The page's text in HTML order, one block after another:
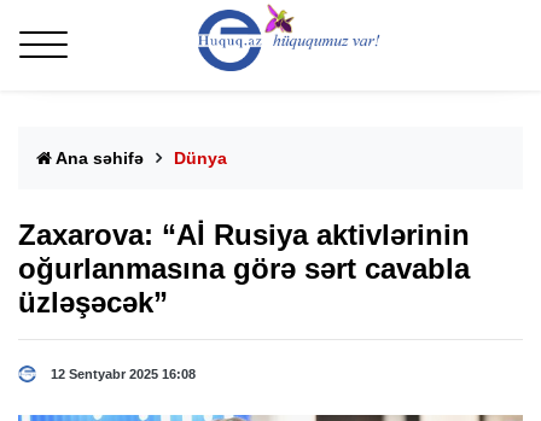
Ana səhifə Dünya
Zaxarova: “Aİ Rusiya aktivlərinin
oğurlanmasına görə sərt cavabla
üzləşəcək”
12 Sentyabr 2025 16:08